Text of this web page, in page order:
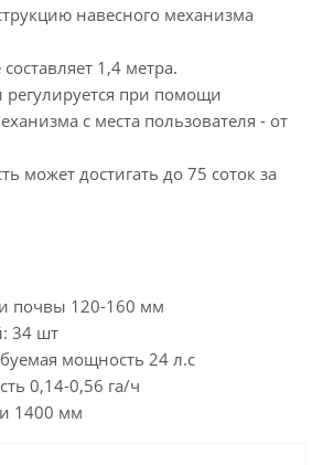
навесного механизма
1,4 метра.
регулируется при помощи
с места пользователя - от
может достигать до 75 соток за
почвы 120-160 мм
34 шт
мощность 24 л.с
0,14-0,56 га/ч
1400 мм